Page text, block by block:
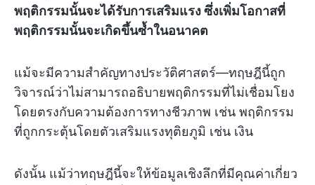
พฤติกรรมนั้นจะได้รับการเสริมแรง ซึ่งเพิ่มโอกาสที่
พฤติกรรมนั้นจะเกิดขึ้นซ้ำในอนาคต
แม้จะมีความสำคัญทางประวัติศาสตร์—ทฤษฎีนี้ถูก
วิจารณ์ว่าไม่สามารถอธิบายพฤติกรรมที่ไม่เชื่อมโยง
โดยตรงกับความต้องการทางชีวภาพ เช่น พฤติกรรม
ที่ถูกกระตุ้นโดยตัวเสริมแรงทุติยภูมิ เช่น เงิน
ดังนั้น แม้ว่าทฤษฎีนี้จะให้ข้อมูลเชิงลึกที่มีคุณค่าเกี่ยว